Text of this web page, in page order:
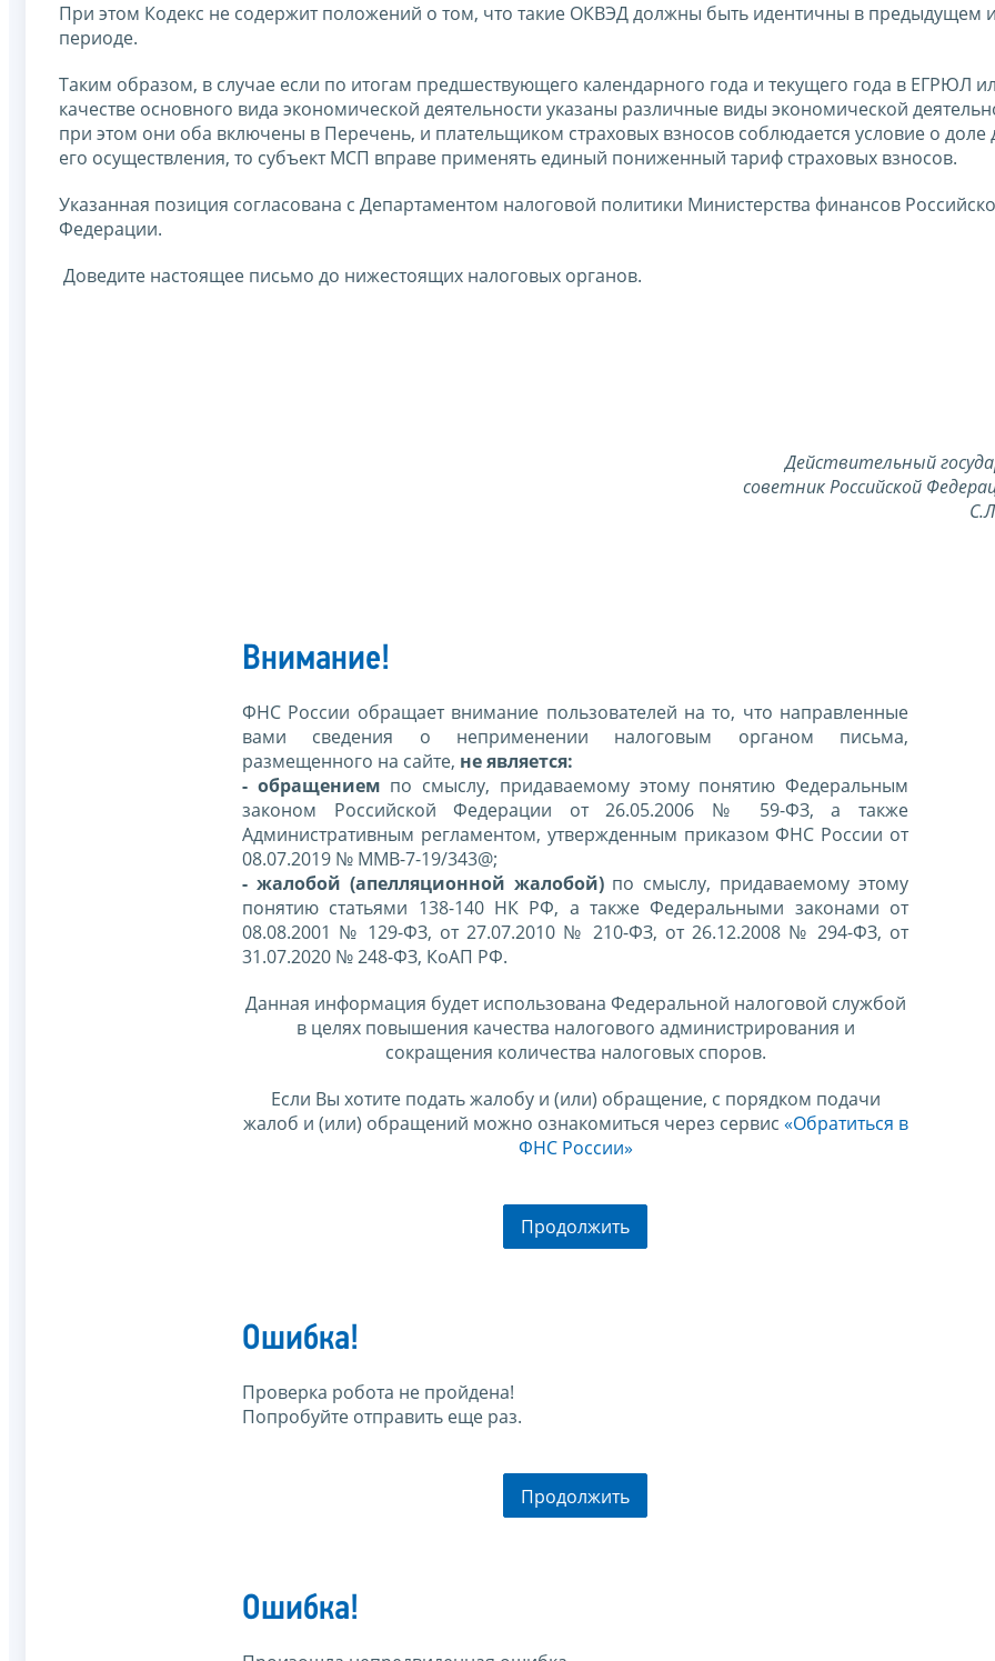
При этом Кодекс не содержит положений о том, что такие ОКВЭД должны быть идентичны в предыдущем
периоде.
Таким образом, в случае если по итогам предшествующего календарного года и текущего года в ЕГРЮЛ
качестве основного вида экономической деятельности указаны различные виды экономической
при этом они оба включены в Перечень, и плательщиком страховых взносов соблюдается условие о доле
его осуществления, то субъект МСП вправе применять единый пониженный тариф страховых взносов.
Указанная позиция согласована с Департаментом налоговой политики Министерства финансов
Федерации.
Доведите настоящее письмо до нижестоящих налоговых органов.
Действительный
советник Российской
Внимание!
ФНС России обращает внимание пользователей на то, что направленные
вами сведения о неприменении налоговым органом письма,
размещенного на сайте, не является:
- обращением по смыслу, придаваемому этому понятию Федеральным
законом Российской Федерации от 26.05.2006 № 59-ФЗ, а также
Административным регламентом, утвержденным приказом ФНС России от
08.07.2019 № ММВ-7-19/343@;
- жалобой (апелляционной жалобой)по смыслу, придаваемому этому
понятию статьями 138-140 НК РФ, а также Федеральными законами от
08.08.2001 № 129-ФЗ, от 27.07.2010 № 210-ФЗ, от 26.12.2008 № 294-ФЗ, от
31.07.2020 № 248-ФЗ, КоАП РФ.
Данная информация будет использована Федеральной налоговой службой
в целях повышения качества налогового администрирования и
сокращения количества налоговых споров.
Если Вы хотите подать жалобу и (или) обращение, с порядком подачи
жалоб и (или) обращений можно ознакомиться через сервис «Обратиться в
ФНС России»
Продолжить
Ошибка!
Проверка робота не пройдена!
Попробуйте отправить еще раз.
Продолжить
Ошибка!